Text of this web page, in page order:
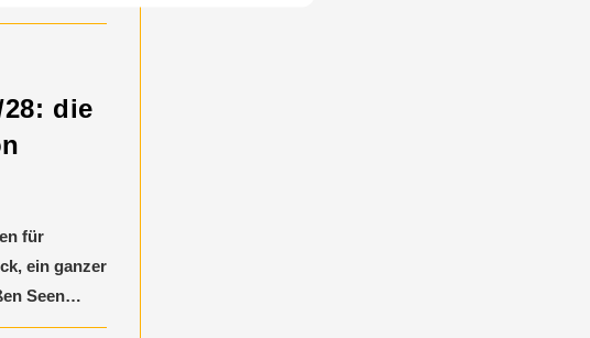
die
für
ein ganzer
Seen…